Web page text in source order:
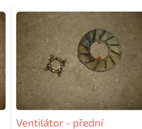
Ventilátor - přední